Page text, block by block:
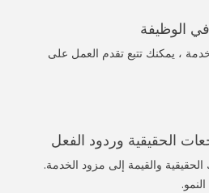
في الوظيفة
، يمكنك تتبع تقدم العمل على
الحقيقية وردود الفعل
والقيمة إلى مزود الخدمة.